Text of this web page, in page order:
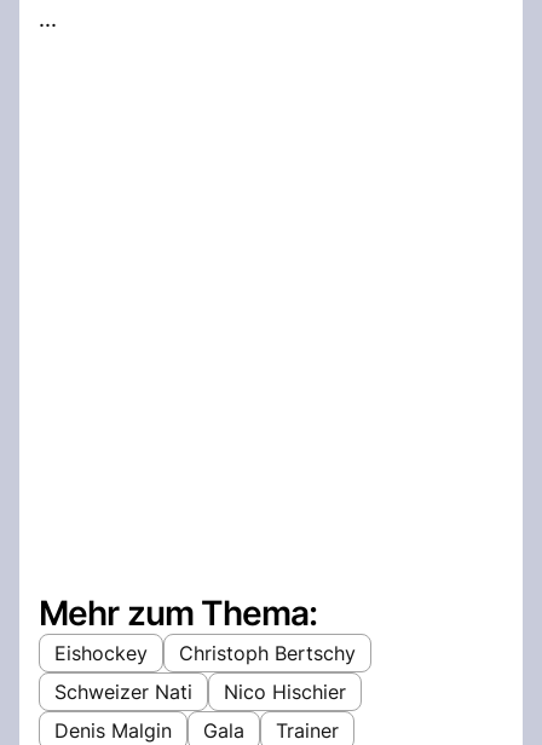
...
Mehr zum Thema:
Eishockey
Christoph Bertschy
Schweizer Nati
Nico Hischier
Denis Malgin
Gala Trainer